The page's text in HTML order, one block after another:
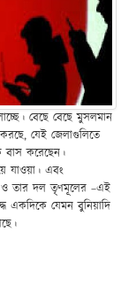
বেছে বেছে মুসলমান
যেই জেলাগুলিতে
বাস করেছেন।
যাওয়া। এবং
ও তার দল তৃণমূলের –এই
যেমন বুনিয়াদি